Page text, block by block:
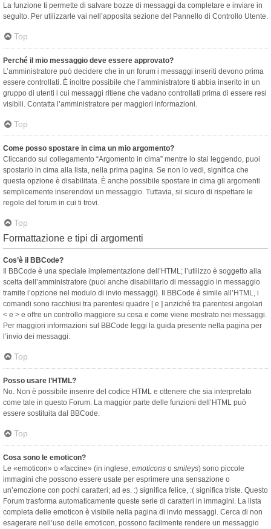
La funzione ti permette di salvare bozze di messaggi da completare e inviare in
seguito. Per utilizzarle vai nell’apposita sezione del Pannello di Controllo Utente.
Top
Perché il mio messaggio deve essere approvato?
L’amministratore può decidere che in un forum i messaggi inseriti devono prima
essere controllati. È inoltre possibile che l’amministratore ti abbia inserito in un
gruppo di utenti i cui messaggi ritiene che vadano controllati prima di essere resi
visibili. Contatta l’amministratore per maggiori informazioni.
Top
Come posso spostare in cima un mio argomento?
Cliccando sul collegamento “Argomento in cima” mentre lo stai leggendo, puoi
spostarlo in cima alla lista, nella prima pagina. Se non lo vedi, significa che
questa opzione è disabilitata. È anche possibile spostare in cima gli argomenti
semplicemente inserendovi un messaggio. Tuttavia, sii sicuro di rispettare le
regole del forum in cui ti trovi.
Top
Formattazione e tipi di argomenti
Cos’è il BBCode?
Il BBCode è una speciale implementazione dell’HTML; l’utilizzo è soggetto alla
scelta dell’amministratore (puoi anche disabilitarlo di messaggio in messaggio
tramite l’opzione nel modulo di invio messaggi). Il BBCode è simile all’HTML, i
comandi sono racchiusi tra parentesi quadre [ e ] anziché tra parentesi angolari
< e > e offre un controllo maggiore su cosa e come viene mostrato nei messaggi.
Per maggiori informazioni sul BBCode leggi la guida presente nella pagina per
l’invio dei messaggi.
Top
Posso usare l’HTML?
No. Non è possibile inserire del codice HTML e ottenere che sia interpretato
come tale in questo Forum. La maggior parte delle funzioni dell’HTML può
essere sostituita dal BBCode.
Top
Cosa sono le emoticon?
Le «emoticon» o «faccine» (in inglese, emoticons o smileys) sono piccole
immagini che possono essere usate per esprimere una sensazione o
un’emozione con pochi caratteri; ad es. :) significa felice, :( significa triste. Questo
Forum trasforma automaticamente queste serie di caratteri in immagini. La lista
completa delle emoticon è visibile nella pagina di invio messaggi. Cerca di non
esagerare nell’uso delle emoticon, possono facilmente rendere un messaggio